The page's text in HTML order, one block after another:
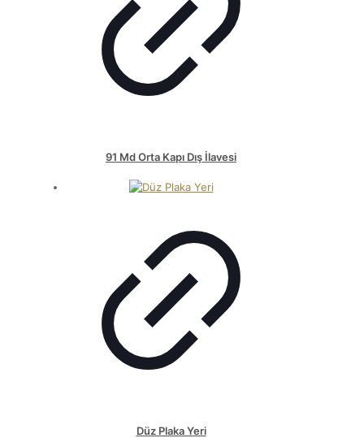
91 Md Orta Kapı Dış İlavesi
Düz Plaka Yeri